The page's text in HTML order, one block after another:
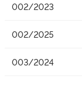
002/2023
002/2025
003/2024